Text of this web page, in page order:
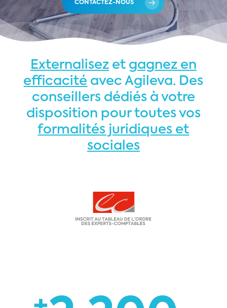
CONTACTEZ-NOUS
Externalisez et gagnez en
efficacité avec Agileva. Des
conseillers dédiés à votre
disposition pour toutes vos
formalités juridiques et
sociales